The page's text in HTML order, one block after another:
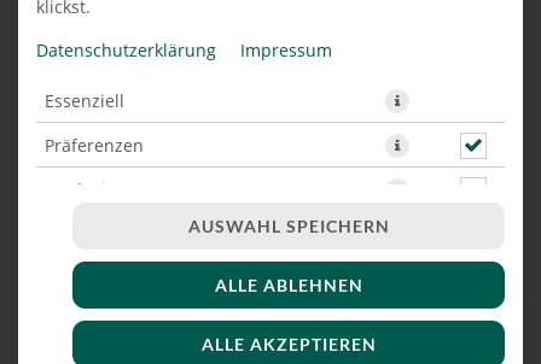
klickst.
Datenschutzerklärung
Impressum
Essenziell
Präferenzen
Marketing
AUSWAHL SPEICHERN
ALLE ABLEHNEN
ALLE AKZEPTIEREN
Pizza mit firscher Feige und Ziegenkäse & Lauchzwiebeln